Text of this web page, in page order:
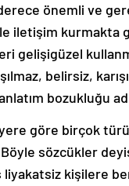
önemli ve
iletişim kurmakta
gelişigüzel
belirsiz,
bozukluğu
göre birçok
sözcükler
kişilere